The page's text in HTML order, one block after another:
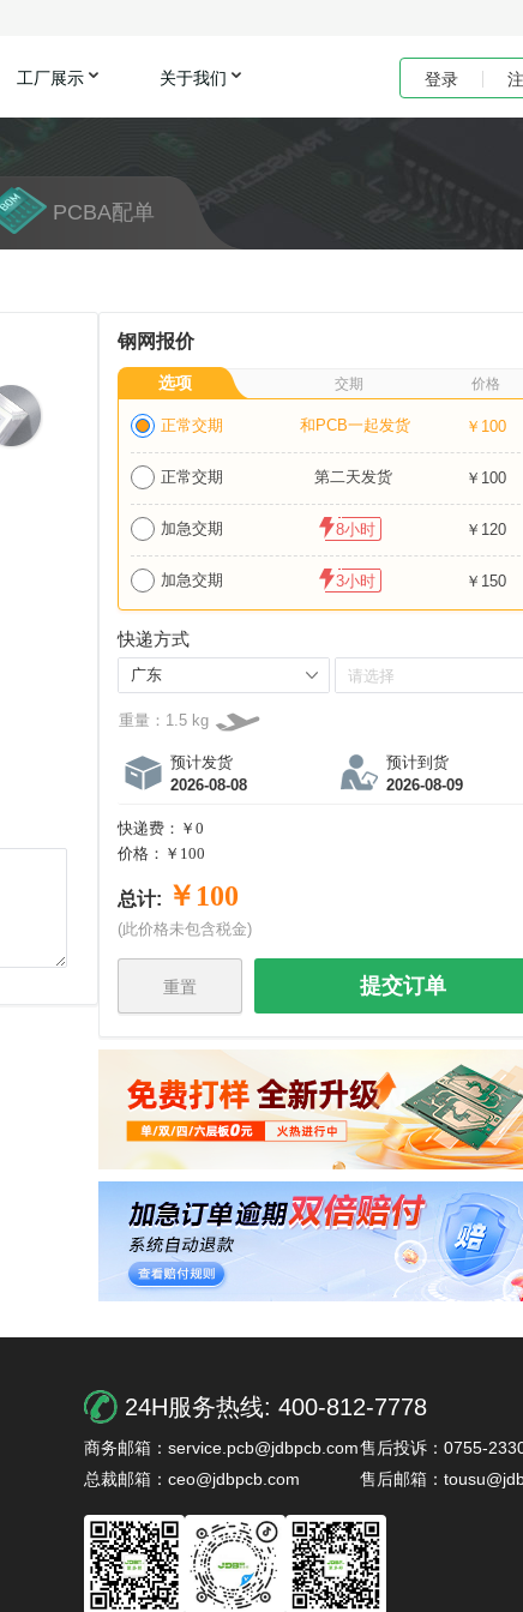
工厂展示 关于我们 登录
PCBA配单
钢网报价
选项 交期 价格
正常交期 和PCB一起发货 ￥100
正常交期 第二天发货 ￥100
加急交期 8小时 ￥120
加急交期 3小时 ￥150
快递方式
重量： 1.5 kg
预计发货
2026-08-08
预计到货
2026-08-09
快递费： ￥0
价格： ￥100
总计: ￥100
(此价格未包含税金)
重置 提交订单
24H服务热线: 400-812-7778
商务邮箱：service.pcb@jdbpcb.com售后投诉：0755-
总裁邮箱：ceo@jdbpcb.com
售后邮箱：